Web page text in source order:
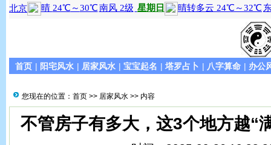
首页 | 阳宅风水 | 居家风水 | 宝宝起名 | 塔罗占卜 | 八字算命 | 办公
您现在的位置： 首页 >> 居家风水 >> 内容
不管房子有多大，这3个地方越“